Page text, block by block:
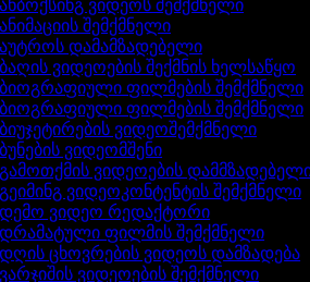
ვიდეოს შემქმნელი
შემქმნელი
დამამზადებელი
ვიდეოების შექმნის ხელსაწყო
ფილმების შემქმნელი
ფილმების შემქმნელი
ვიდეოშემქმნელი
ვიდეომშენი
ვიდეოების დამმზადებელი
ვიდეოკონტენტის შემქმნელი
ვიდეო რედაქტორი
ფილმის შემქმნელი
ცხოვრების ვიდეოს დამზადება
ვიდეოების შემქმნელი